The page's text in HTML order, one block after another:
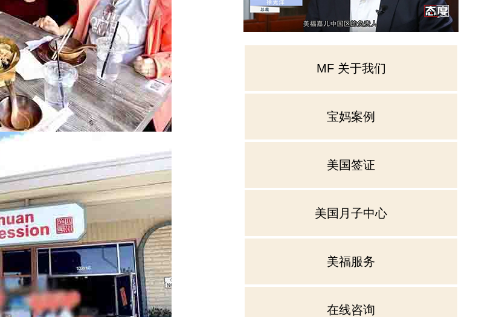
MF 关于我们
宝妈案例
美国签证
美国月子中心
美福服务
在线咨询